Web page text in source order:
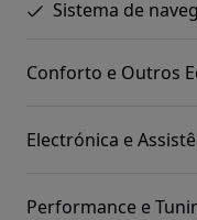
Sistema de
Conforto e Outros
Electrónica e
Performance e